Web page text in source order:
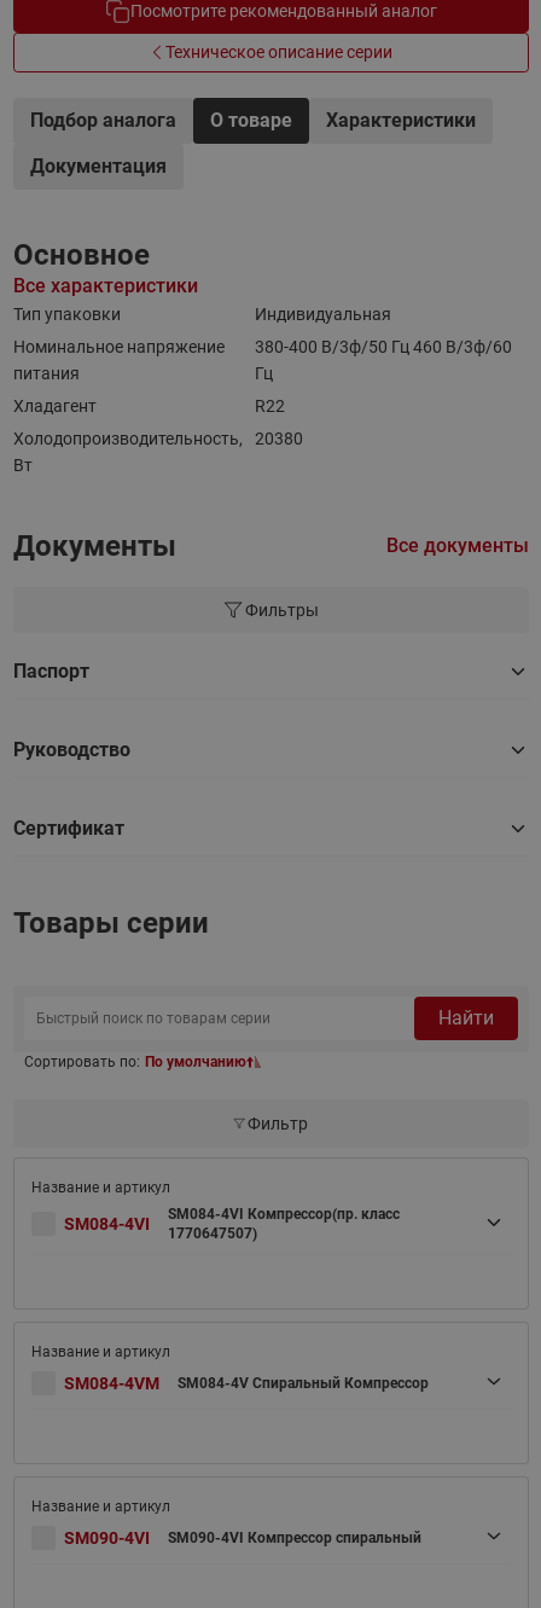
Посмотрите рекомендованный аналог
Техническое описание серии
Подбор аналога О товаре
Характеристики
Документация
Основное
Все характеристики
Тип упаковки
Индивидуальная
Номинальное напряжение
питания
380-400 B/3ф/50 Гц 460 B/3ф/60
Гц
Хладагент
R22
Холодопроизводительность,
Вт
20380
Документы Все документы
Фильтры
Паспорт
Руководство
Сертификат
Товары серии
Найти
Сортировать по: По умолчанию
Фильтр
SM084-4VI
SM084-4VI Компрессор(пр. класс
1770647507)
SM084-4VM SM084-4V Спиральный Компрессор
SM090-4VI SM090-4VI Компрессор спиральный